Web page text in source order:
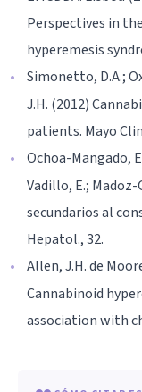
Perspectives in
hyperemesis
Simonetto, D.A.;
J.H. (2012)
patients. Mayo
Ochoa-Mangado,
Vadillo, E.;
secundarios al
Hepatol., 32.
Allen, J.H. de
Cannabinoid
association with